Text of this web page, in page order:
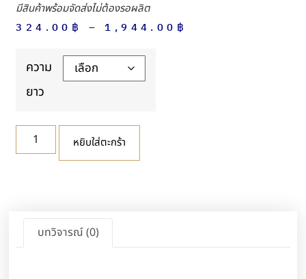
มีสินค้าพร้อมจัดส่งไม่ต้องรอผลิต
324.00 ฿ – 1,944.00 ฿
ความ
ยาว
หยิบใส่ตะกร้า
บทวิจารณ์ (0)